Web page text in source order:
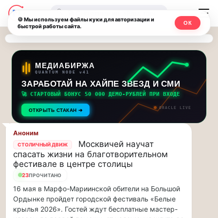
Последние
новости
и
обновления
потока:
Друзья,
приглашаем
на
музыкальную
прогулку
по
Москве
Чайковского!…
приглашаем
на
музыкальную
Москвичи.net
—
Главный
столичный
чат-
мессенджер,
новости
и
инсайды
Москвы
🔍
МЕДИАБИРЖА
QUANTUM NODE v41
ЗАРАБОТАЙ НА ХАЙПЕ ЗВЕЗД И СМИ
🚀 СТАРТОВЫЙ БОНУС 50 000 ДЕМО-РУБЛЕЙ ПРИ ВХОДЕ
ОТКРЫТЬ СТАКАН ➔ ORACLE LIVE
Аноним
СТОЛИЧНЫЙ ДВИЖ
Москвичей научат
спасать жизни на благотворительном
фестивале в центре столицы
23ПРОЧИТАНО
16 мая в Марфо-Мариинской обители на Большой
Ордынке пройдет городской фестиваль «Белые
крылья 2026». Гостей ждут бесплатные мастер-
🍪 Мы используем файлы куки для авторизации и
быстрой работы сайта.
ОК